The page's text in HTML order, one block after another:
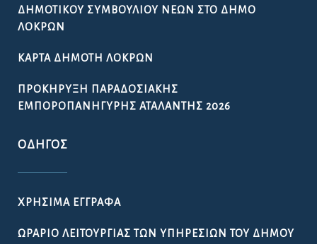
ΔΗΜΟΤΙΚΟΎ ΣΥΜΒΟΥΛΊΟΥ ΝΈΩΝ ΣΤΟ ΔΉΜΟ
ΛΟΚΡΏΝ
ΚΆΡΤΑ ΔΗΜΌΤΗ ΛΟΚΡΏΝ
ΠΡΟΚΉΡΥΞΗ ΠΑΡΑΔΟΣΙΑΚΉΣ
ΕΜΠΟΡΟΠΑΝΉΓΥΡΗΣ ΑΤΑΛΆΝΤΗΣ 2026
ΟΔΗΓΌΣ
ΧΡΉΣΙΜΑ ΈΓΓΡΑΦΑ
ΩΡΆΡΙΟ ΛΕΙΤΟΥΡΓΊΑΣ ΤΩΝ ΥΠΗΡΕΣΙΏΝ ΤΟΥ ΔΉΜΟΥ